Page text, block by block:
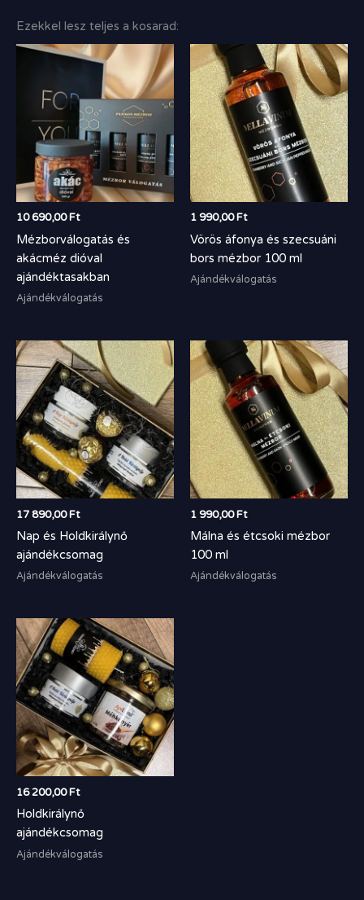
Ezekkel lesz teljes a kosarad:
10 690,00Ft
Mézborválogatás és
akácméz dióval
ajándéktasakban
Ajándékválogatás
1 990,00Ft
Vörös áfonya és szecsuáni
bors mézbor 100 ml
Ajándékválogatás
17 890,00Ft
Nap és Holdkirálynő
ajándékcsomag
Ajándékválogatás
1 990,00Ft
Málna és étcsoki mézbor
100 ml
Ajándékválogatás
16 200,00Ft
Holdkirálynő
ajándékcsomag
Ajándékválogatás